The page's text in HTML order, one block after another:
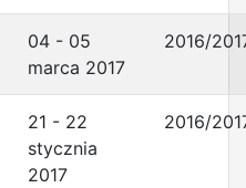
04 - 05
marca 2017
2016/
21 - 22
stycznia
2017
2016/